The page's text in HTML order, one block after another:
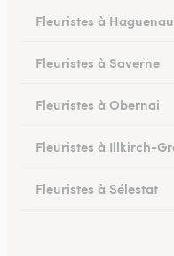
Fleuristes à Haguenau
Fleuristes à Saverne
Fleuristes à Obernai
Fleuristes à Illkirch-
Fleuristes à Sélestat